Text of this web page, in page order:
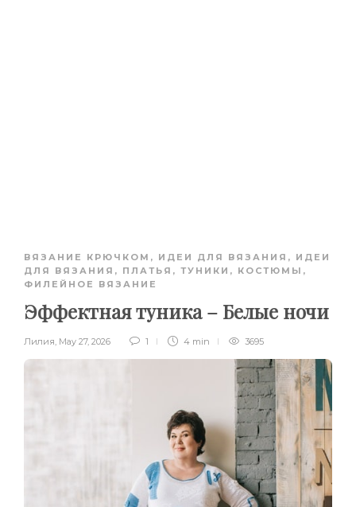
ВЯЗАНИЕ КРЮЧКОМ , ИДЕИ ДЛЯ ВЯЗАНИЯ , ИДЕИ
ДЛЯ ВЯЗАНИЯ , ПЛАТЬЯ, ТУНИКИ, КОСТЮМЫ ,
ФИЛЕЙНОЕ ВЯЗАНИЕ
Эффектная туника – Белые ночи
Лилия, May 27, 2026 1 4 min 3695